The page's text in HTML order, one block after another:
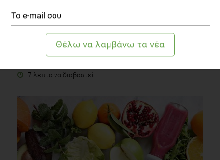
Ποια τρόφιμα βοηθάνε στη μείωση της Φλεγμονής;
7 λεπτά να διαβαστεί